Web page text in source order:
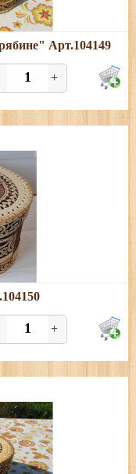
15 см; высота - 13
Арт.104149
+
см; высота - 12,5
+